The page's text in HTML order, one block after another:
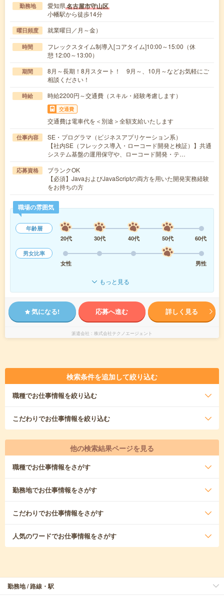
勤務地 愛知県名古屋市守山区
小幡駅から徒歩14分
曜日頻度 就業曜日／月～金）
時間
フレックスタイム制導入[コアタイム]10:00～15:00（休
憩 12:00～13:00）
期間
8月～長期！8月スタート！ 9月～、10月～などお気軽にご
相談ください！
時給 時給2200円～交通費（スキル・経験考慮します）
交通費
交通費は電車代を＜別途＞全額支給いたします
仕事内容
SE・プログラマ（ビジネスアプリケーション系）
【社内SE（フレックス導入・ローコード開発と検証）】共通
システム基盤の運用保守や、ローコード開発・テ…
応募資格
ブランクOK
【必須】JavaおよびJavaScriptの両方を用いた開発実務経験
をお持ちの方
職場の雰囲気
年齢層
20代
30代 40代 50代
60代
男女比率
女性
男性
もっと見る
気になる! 応募へ進む 詳しく見る
派遣会社 株式会社テクノエージェント
検索条件を追加して絞り込む
職種でお仕事情報を絞り込む
こだわりでお仕事情報を絞り込む
他の検索結果ページを見る
職種でお仕事情報をさがす
勤務地でお仕事情報をさがす
こだわりでお仕事情報をさがす
人気のワードでお仕事情報をさがす
勤務地 / 路線・駅